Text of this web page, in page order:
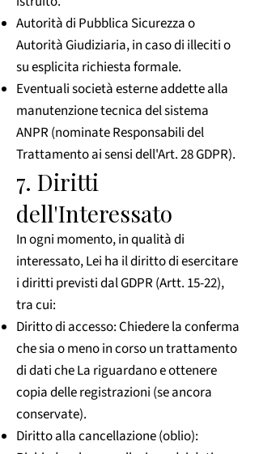
Autorità di Pubblica Sicurezza o
Autorità Giudiziaria, in caso di illeciti o
su esplicita richiesta formale.
Eventuali società esterne addette alla
manutenzione tecnica del sistema
ANPR (nominate Responsabili del
Trattamento ai sensi dell'Art. 28 GDPR).
7. Diritti
dell'Interessato
In ogni momento, in qualità di
interessato, Lei ha il diritto di esercitare
i diritti previsti dal GDPR (Artt. 15-22),
tra cui:
Diritto di accesso: Chiedere la conferma
che sia o meno in corso un trattamento
di dati che La riguardano e ottenere
copia delle registrazioni (se ancora
conservate).
Diritto alla cancellazione (oblio):